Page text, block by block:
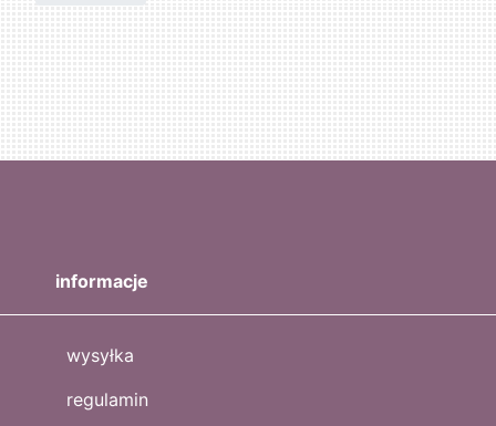
informacje
wysyłka
regulamin